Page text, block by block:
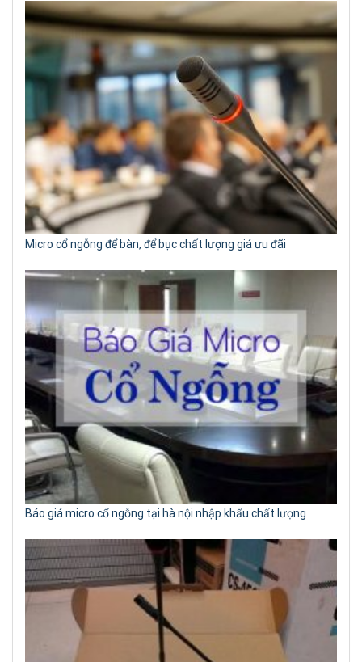
Micro cổ ngỗng để bàn, để bục chất lượng giá ưu đãi
Báo giá micro cổ ngỗng tại hà nội nhập khẩu chất lượng